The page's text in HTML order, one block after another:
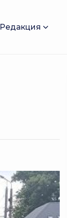
Редакция